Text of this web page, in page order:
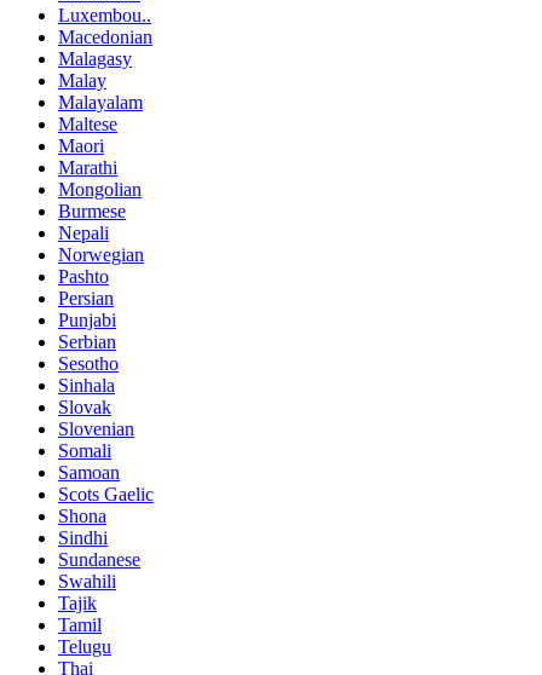
Luxembou..
Macedonian
Malagasy
Malay
Malayalam
Maltese
Maori
Marathi
Mongolian
Burmese
Nepali
Norwegian
Pashto
Persian
Punjabi
Serbian
Sesotho
Sinhala
Slovak
Slovenian
Somali
Samoan
Scots Gaelic
Shona
Sindhi
Sundanese
Swahili
Tajik
Tamil
Telugu
Thai